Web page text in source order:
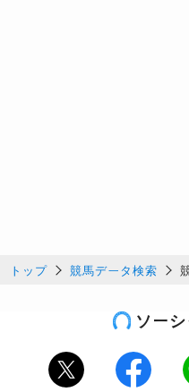
トップ 競馬データ検索
ソー